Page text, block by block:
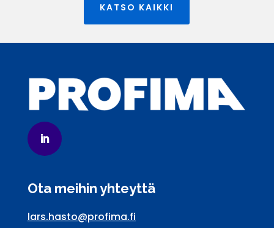
KATSO KAIKKI
Ota meihin yhteyttä
lars.hasto@profima.fi